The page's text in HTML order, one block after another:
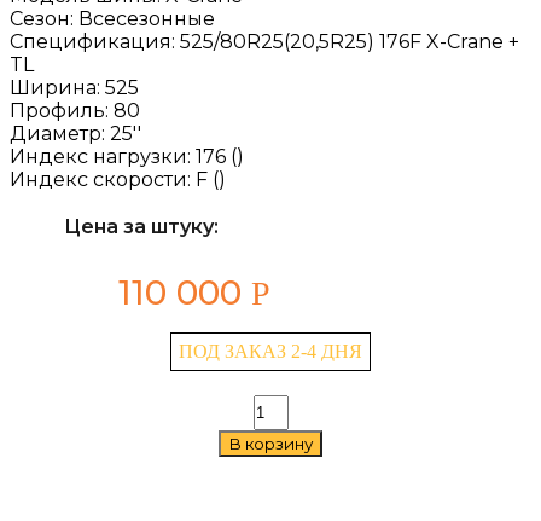
Сезон: Всесезонные
Спецификация: 525/80R25(20,5R25) 176F X-Crane +
TL
Ширина: 525
Профиль: 80
Диаметр: 25''
Индекс нагрузки: 176 ()
Индекс скорости: F ()
Цена за штуку:
110 000 Р
ПОД ЗАКАЗ 2-4 ДНЯ
Количество
товара
Michelin
В корзину